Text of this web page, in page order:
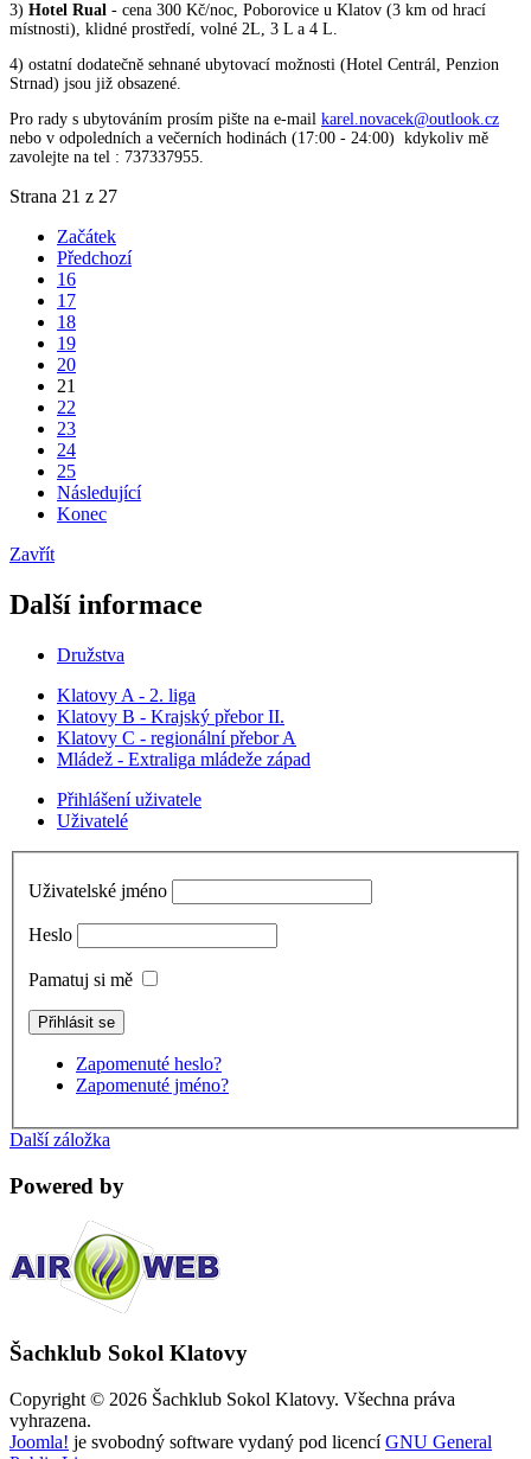
3) Hotel Rual - cena 300 Kč/noc, Poborovice u Klatov (3 km od hrací
místnosti), klidné prostředí, volné 2L, 3 L a 4 L.
4) ostatní dodatečně sehnané ubytovací možnosti (Hotel Centrál, Penzion
Strnad) jsou již obsazené.
Pro rady s ubytováním prosím pište na e-mail karel.novacek@outlook.cz
nebo v odpoledních a večerních hodinách (17:00 - 24:00) kdykoliv mě
zavolejte na tel : 737337955.
Strana 21 z 27
Začátek
Předchozí
16
17
18
19
20
21
22
23
24
25
Následující
Konec
Zavřít
Další informace
Družstva
Klatovy A - 2. liga
Klatovy B - Krajský přebor II.
Klatovy C - regionální přebor A
Mládež - Extraliga mládeže západ
Přihlášení uživatele
Uživatelé
Uživatelské jméno
Heslo
Pamatuj si mě
Zapomenuté heslo?
Zapomenuté jméno?
Další záložka
Powered by
Šachklub Sokol Klatovy
Copyright © 2026 Šachklub Sokol Klatovy. Všechna práva
vyhrazena.
Joomla! je svobodný software vydaný pod licencíGNU General